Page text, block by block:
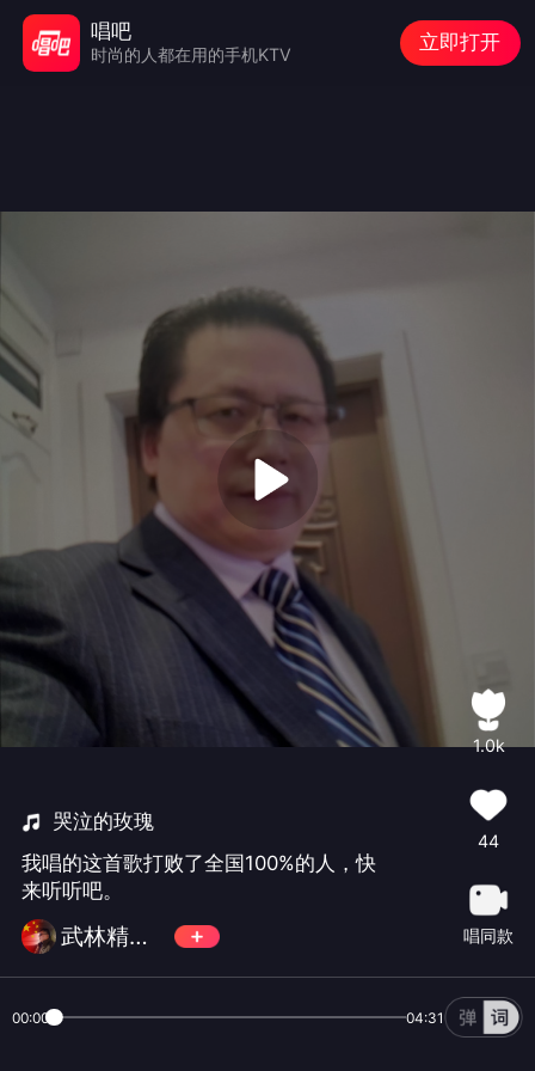
哭泣的玫瑰
我唱的这首歌打败了全国100%的人，快
来听听吧。
武林精神N0.1
1.0k
44
唱同款
00:00 04:31
唱吧
时尚的人都在用的手机KTV
立即打开